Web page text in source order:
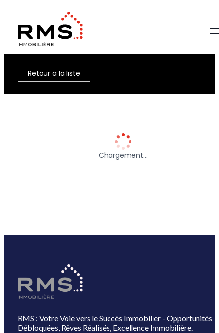
Retour à la liste
Chargement…
RMS : Votre Voie vers le Succès Immobilier - Opportunités
Débloquées, Rêves Réalisés, Excellence Immobilière.